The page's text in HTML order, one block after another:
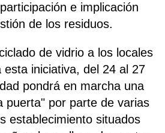
e implicación
de los residuos.
de vidrio a los locales
esta iniciativa, del 24 al 27
pondrá en marcha una
puerta" por parte de varias
establecimiento situados